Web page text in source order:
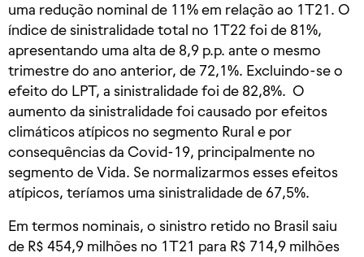
uma redução nominal de 11% em relação ao 1T21. O
índice de sinistralidade total no 1T22 foi de 81%,
apresentando uma alta de 8,9 p.p. ante o mesmo
trimestre do ano anterior, de 72,1%. Excluindo-se o
efeito do LPT, a sinistralidade foi de 82,8%. O
aumento da sinistralidade foi causado por efeitos
climáticos atípicos no segmento Rural e por
consequências da Covid-19, principalmente no
segmento de Vida. Se normalizarmos esses efeitos
atípicos, teríamos uma sinistralidade de 67,5%.
Em termos nominais, o sinistro retido no Brasil saiu
de R$ 454,9 milhões no 1T21 para R$ 714,9 milhões